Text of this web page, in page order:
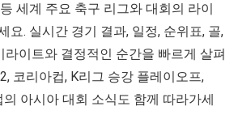
세계 주요 축구 리그와 대회의 라이
요. 실시간 경기 결과, 일정, 순위표, 골,
라이트와 결정적인 순간을 빠르게 살펴
코리아컵, K리그 승강 플레이오프,
아시아 대회 소식도 함께 따라가세